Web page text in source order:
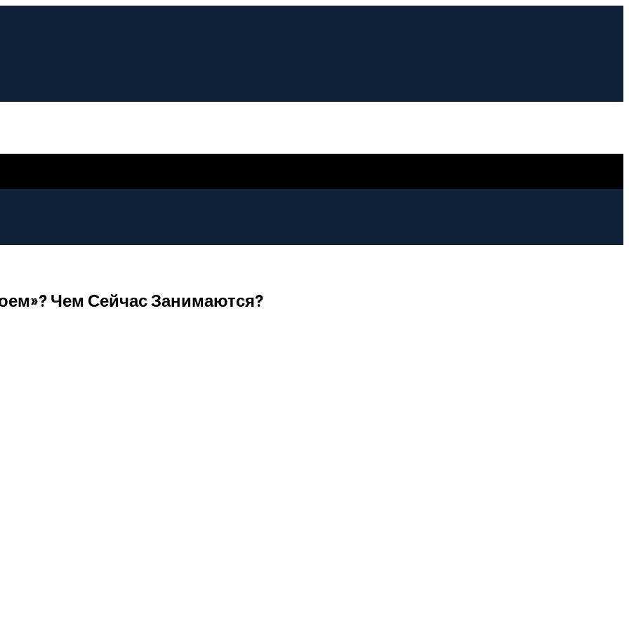
Соблюдения Диеты По Дюкану
Похудения На Неделю И Месяц
Гастрите, Правила Диеты И Примерное Меню
Диета 2468, Меню На Каждый День И Отзывы
Деле, И Как С Ней Справиться Быстро И Безболезненно?
Продавать Что Угодно
С Помощью Психологических Тестов?
Чем Сейчас Занимаются?